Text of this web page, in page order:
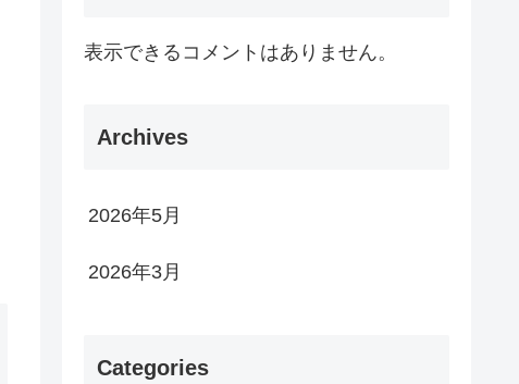
表示できるコメントはありません。
Archives
2026年5月
2026年3月
Categories